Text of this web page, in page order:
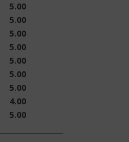
5.00
5.00
5.00
5.00
5.00
5.00
5.00
4.00
5.00